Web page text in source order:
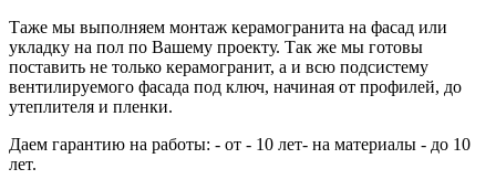
Таже мы выполняем монтаж керамогранита на фасад или
укладку на пол по Вашему проекту. Так же мы готовы
поставить не только керамогранит, а и всю подсистему
вентилируемого фасада под ключ, начиная от профилей, до
утеплителя и пленки.
Даем гарантию на работы: - от - 10 лет- на материалы - до 10
лет.